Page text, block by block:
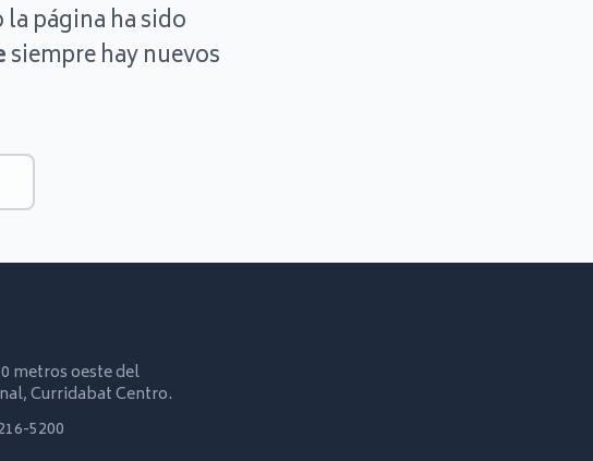
la página ha sido
siempre hay nuevos
metros oeste del
Curridabat Centro.
5200